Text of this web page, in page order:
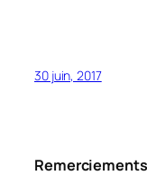
30 juin, 2017